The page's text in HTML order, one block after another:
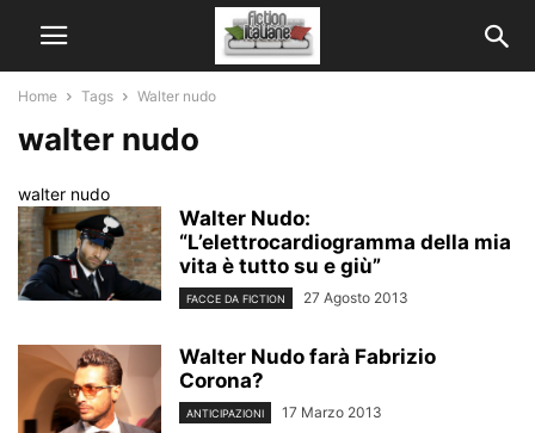
Home Tags Walter nudo
walter nudo
walter nudo
Walter Nudo:
“L’elettrocardiogramma della mia
vita è tutto su e giù”
FACCE DA FICTION 27 Agosto 2013
Walter Nudo farà Fabrizio
Corona?
ANTICIPAZIONI 17 Marzo 2013